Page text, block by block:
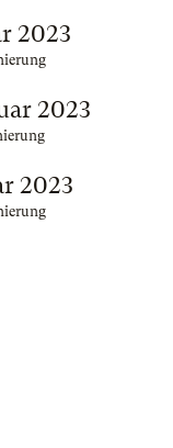
2023
2023
2023